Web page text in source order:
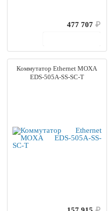
477 707 ₽
Коммутатор Ethernet MOXA
EDS-505A-SS-SC-T